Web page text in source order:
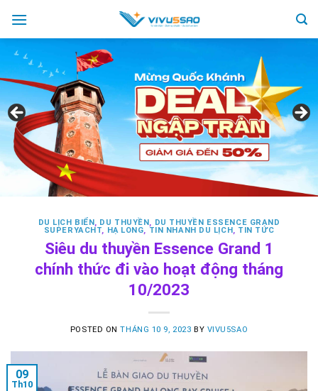
content
DU LỊCH BIỂN, DU THUYỀN, DU THUYỀN ESSENCE GRAND
SUPERYACHT, HẠ LONG, TIN NHANH DU LỊCH, TIN TỨC
Siêu du thuyền Essence Grand 1
chính thức đi vào hoạt động tháng
10/2023
POSTED ONTHÁNG 10 9, 2023 BY VIVU5SAO
09
Th10